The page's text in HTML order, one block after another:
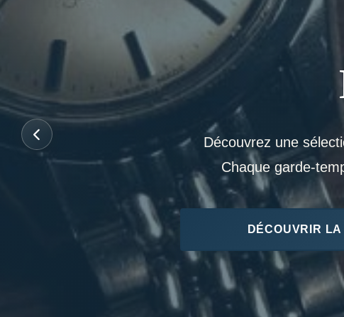
Découvrez une
Chaque garde-
DÉCOUVRIR